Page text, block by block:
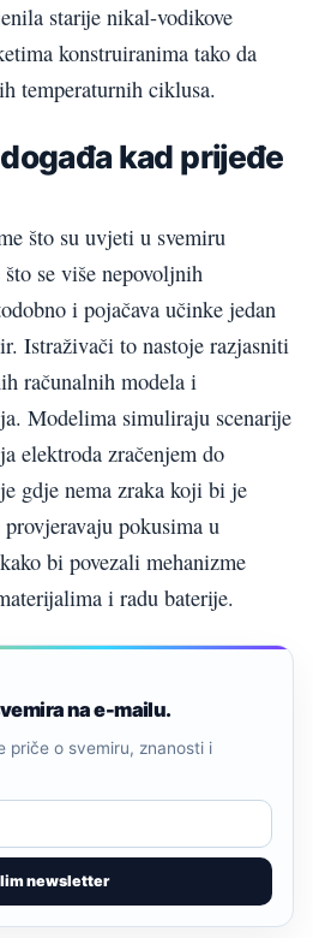
starije nikal-vodikove
konstruiranima tako da
temperaturnih ciklusa.
kad prijeđe
što su uvjeti u svemiru
se više nepovoljnih
i pojačava učinke jedan
Istraživači to nastoje razjasniti
računalnih modela i
Modelima simuliraju scenarije
elektroda zračenjem do
gdje nema zraka koji bi je
pokusima u
bi povezali mehanizme
i radu baterije.
na e-mailu.
newsletter
priče o svemiru, znanosti i